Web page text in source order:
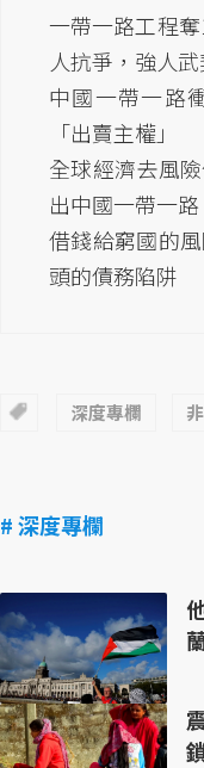
一帶一路工程
人抗爭，強人
中國一帶一路
「出賣主權」
全球經濟去風
出中國一帶一路
借錢給窮國的
頭的債務陷阱
深度專欄
# 深度專欄